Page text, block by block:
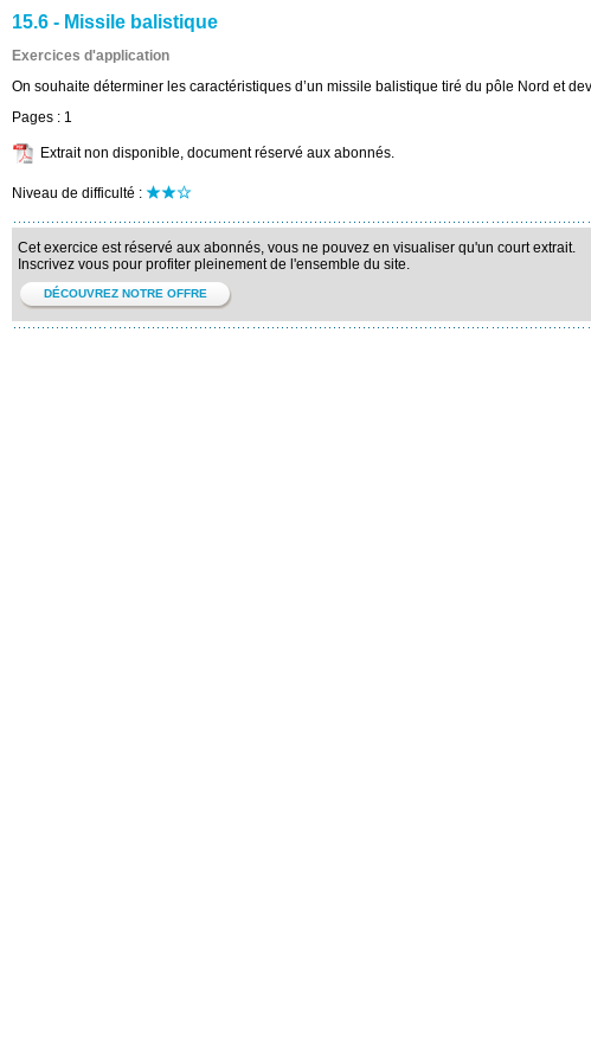
15.6 - Missile balistique
Exercices d'application
On souhaite déterminer les caractéristiques d’un missile balistique tiré du pôle Nord et
Pages : 1
Extrait non disponible, document réservé aux abonnés.
Niveau de difficulté :
Cet exercice est réservé aux abonnés, vous ne pouvez en visualiser qu'un court extrait.
Inscrivez vous pour profiter pleinement de l'ensemble du site.
DÉCOUVREZ NOTRE OFFRE